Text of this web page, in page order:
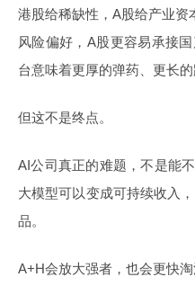
港股给稀缺性，A股给产业
风险偏好，A股更容易承接
台意味着更厚的弹药、更长的
但这不是终点。
AI公司真正的难题，不是能
大模型可以变成可持续收入
品。
A+H会放大强者，也会更快淘